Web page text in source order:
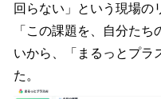
回らない」という現場の
「この課題を、自分た
いから、「まるっとプラ
た。